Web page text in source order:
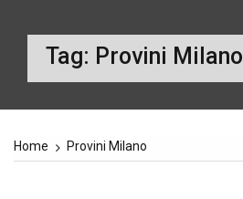
Tag: Provini Milano
Home Provini Milano